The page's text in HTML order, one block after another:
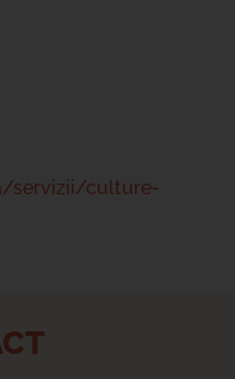
servizii/culture-